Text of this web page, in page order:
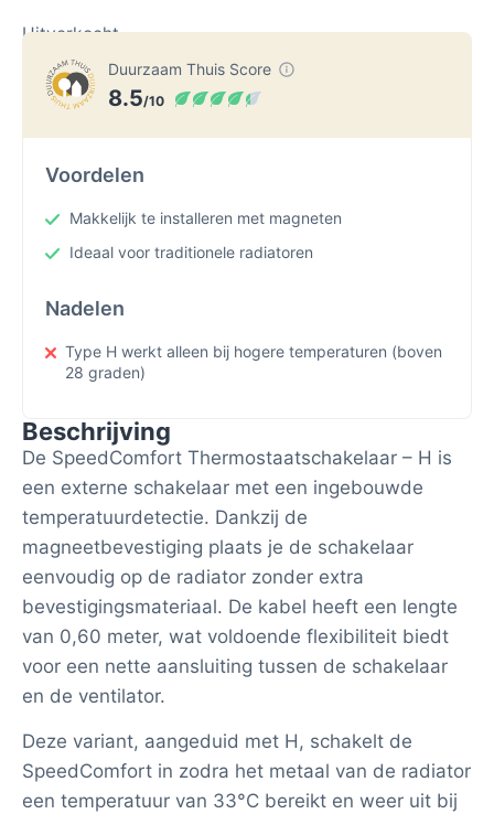
Uitverkocht
Duurzaam Thuis Score
8.5/10
Voordelen
Makkelijk te installeren met magneten
Ideaal voor traditionele radiatoren
Nadelen
Type H werkt alleen bij hogere temperaturen (boven
28 graden)
Beschrijving
De SpeedComfort Thermostaatschakelaar – H is
een externe schakelaar met een ingebouwde
temperatuurdetectie. Dankzij de
magneetbevestiging plaats je de schakelaar
eenvoudig op de radiator zonder extra
bevestigingsmateriaal. De kabel heeft een lengte
van 0,60 meter, wat voldoende flexibiliteit biedt
voor een nette aansluiting tussen de schakelaar
en de ventilator.
Deze variant, aangeduid met H, schakelt de
SpeedComfort in zodra het metaal van de radiator
een temperatuur van 33°C bereikt en weer uit bij